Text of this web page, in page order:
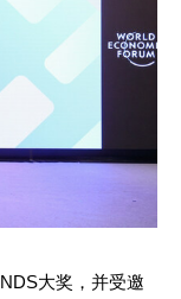
大奖，并受邀